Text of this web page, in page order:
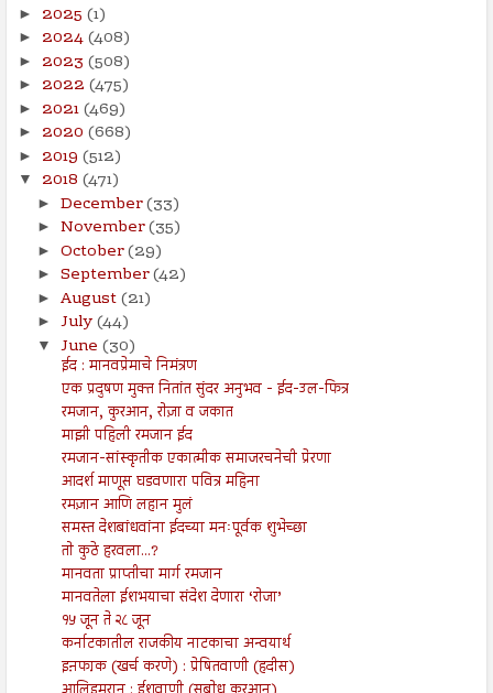
► 2025 (1)
► 2024(408)
► 2023 (508)
► 2022 (475)
► 2021(469)
► 2020 (668)
► 2019 (512)
▼ 2018 (471)
► December(33)
► November(35)
► October(29)
► September(42)
► August(21)
► July(44)
▼ June (30)
ईद : मानवप्रेमाचे निमंत्रण
एक प्रदुषण मुक्त नितांत सुंदर अनुभव - ईद-उल-फित्र
रमजान, कुरआन, रोज़ा व जकात
माझी पहिली रमजान ईद
रमजान-सांस्कृतीक एकात्मीक समाजरचनेची प्रेरणा
आदर्श माणूस घडवणारा पवित्र महिना
रमज़ान आणि लहान मुलं
समस्त देशबांधवांना ईदच्या मनःपूर्वक शुभेच्छा
तो कुठे हरवला...?
मानवता प्राप्तीचा मार्ग रमजान
मानवतेला ईशभयाचा संदेश देणारा ‘रोजा’
१५ जून ते २८ जून
कर्नाटकातील राजकीय नाटकाचा अन्वयार्थ
इऩफा़क (खर्च करणे) : प्रेषितवाणी (हदीस)